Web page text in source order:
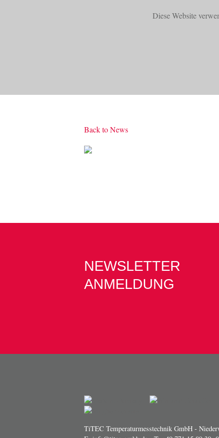
Diese Website
Back to News
NEWSLETTER
ANMELDUNG
TiTEC Temperaturmesstechnik GmbH -